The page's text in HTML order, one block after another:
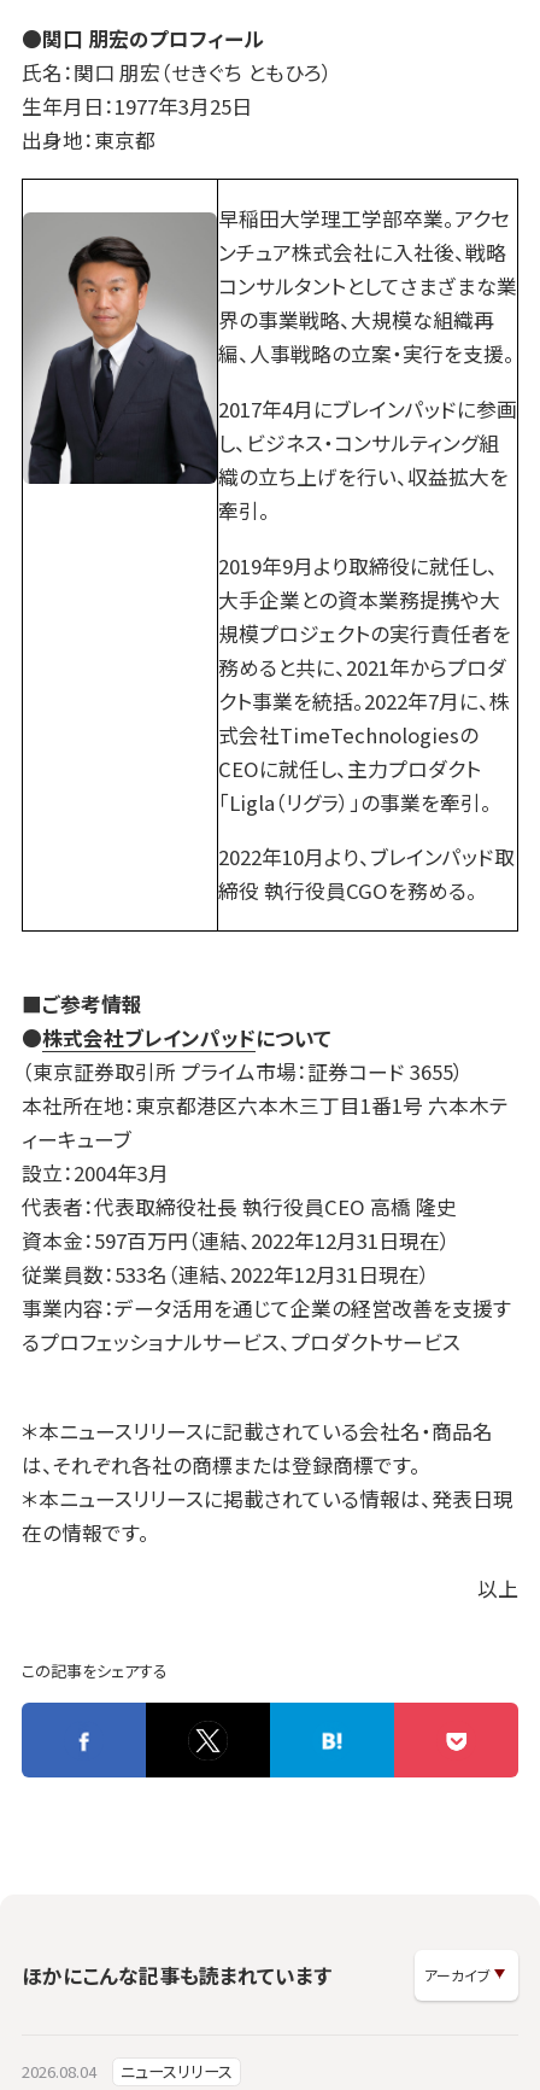
●関口 朋宏のプロフィール
氏名：関口 朋宏（せきぐち ともひろ）
生年月日：1977年3月25日
出身地：東京都
早稲田大学理工学部卒業。アクセ
ンチュア株式会社に入社後、戦略
コンサルタントとしてさまざまな業
界の事業戦略、大規模な組織再
編、人事戦略の立案・実行を支援。
2017年4月にブレインパッドに参画
し、ビジネス・コンサルティング組
織の立ち上げを行い、収益拡大を
牽引。
2019年9月より取締役に就任し、
大手企業との資本業務提携や大
規模プロジェクトの実行責任者を
務めると共に、2021年からプロダ
クト事業を統括。2022年7月に、株
式会社TimeTechnologiesの
CEOに就任し、主力プロダクト
「Ligla（リグラ）」の事業を牽引。
2022年10月より、ブレインパッド取
締役 執行役員CGOを務める。
■ご参考情報
●株式会社ブレインパッドについて
（東京証券取引所 プライム市場：証券コード 3655）
本社所在地：東京都港区六本木三丁目1番1号 六本木テ
ィーキューブ
設立：2004年3月
代表者：代表取締役社長 執行役員CEO 高橋 隆史
資本金：597百万円（連結、2022年12月31日現在）
従業員数：533名（連結、2022年12月31日現在）
事業内容：データ活用を通じて企業の経営改善を支援す
るプロフェッショナルサービス、プロダクトサービス
＊本ニュースリリースに記載されている会社名・商品名
は、それぞれ各社の商標または登録商標です。
＊本ニュースリリースに掲載されている情報は、発表日現
在の情報です。
以上
この記事をシェアする
ほかにこんな記事も読まれています
2026.08.04 ニュースリリース